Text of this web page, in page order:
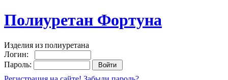
Полиуретан Фортуна
Изделия из полиуретана
Логин:
Пароль: